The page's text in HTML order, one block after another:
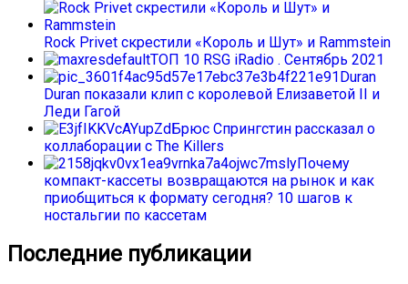
Rock Privet скрестили «Король и Шут» и Rammstein
ТОП 10 RSG iRadio . Сентябрь 2021
Duran
Duran показали клип с королевой Елизаветой II и
Леди Гагой
Брюс Спрингстин рассказал о
коллаборации с The Killers
Почему
компакт-кассеты возвращаются на рынок и как
приобщиться к формату сегодня? 10 шагов к
ностальгии по кассетам
Последние публикации